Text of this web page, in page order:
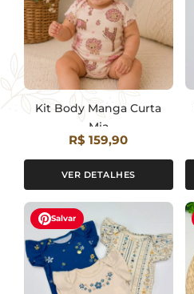
Kit Body Manga Curta
Mia
R$ 159,90
VER DETALHES
Salvar